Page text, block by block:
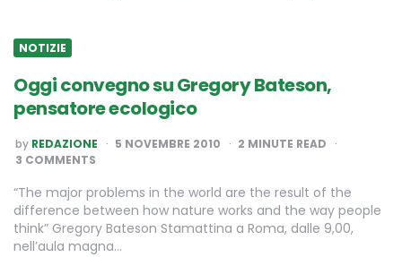
NOTIZIE
Oggi convegno su Gregory Bateson,
pensatore ecologico
POSTED
BY
by REDAZIONE 5 NOVEMBRE 2010 2 MINUTE READ
3 COMMENTS
“The major problems in the world are the result of the
difference between how nature works and the way people
think” Gregory Bateson Stamattina a Roma, dalle 9,00,
nell’aula magna…